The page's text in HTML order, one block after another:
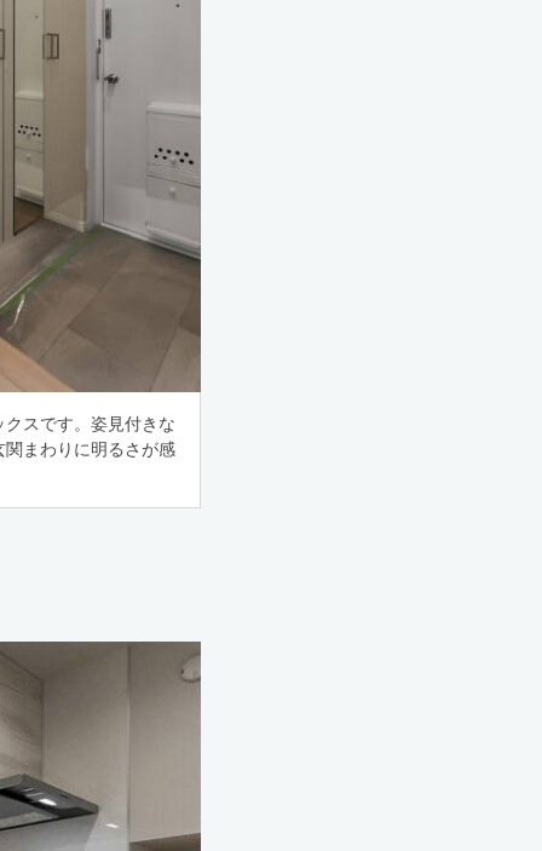
スです。姿見付きな
まわりに明るさが感